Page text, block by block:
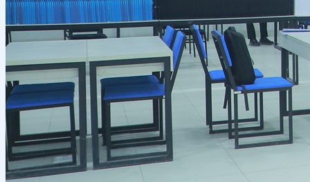
Ta’lim yoʻnalishlari haqida
Bakalavr
haqidaXorijiy stajirovkalar